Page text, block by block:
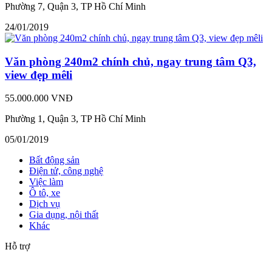
Phường 7, Quận 3, TP Hồ Chí Minh
24/01/2019
Văn phòng 240m2 chính chủ, ngay trung tâm Q3,
view đẹp mêli
55.000.000 VNĐ
Phường 1, Quận 3, TP Hồ Chí Minh
05/01/2019
Bất động sản
Điện tử, công nghệ
Việc làm
Ô tô, xe
Dịch vụ
Gia dụng, nội thất
Khác
Hỗ trợ